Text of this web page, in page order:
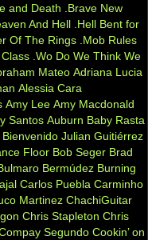
and Death
.Brave New
And Hell .Hell Bent for
Of The Rings .Mob Rules
Class .Wo Do We Think We
Mateo Adriana Lucia
Alessia Cara
Amy Lee Amy Macdonald
Santos Auburn Baby Rasta
Bienvenido Julian Guitiérrez
Floor Bob Seger Brad
Bermúdez Burning
Carlos Puebla Carminho
Martinez ChachiGuitar
Chris Stapleton Chris
Segundo Cookin’ on